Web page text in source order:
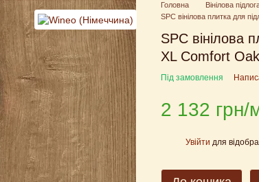
Головна Вінілова
SPC вінілова плитка для
SPC вінілова
XL Comfort
Під замовлення
2 132 грн/
Увійти для